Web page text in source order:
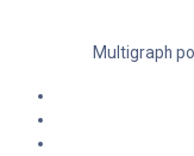
Multigraph